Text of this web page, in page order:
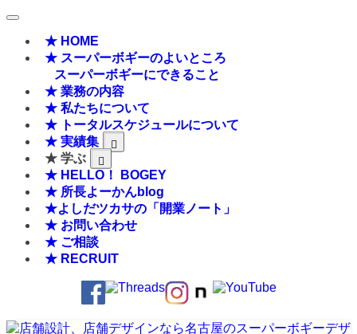
★ HOME
★ スーパーボギーのよいところ
スーパーボギーにできること
★ 業務の内容
★ 私たちについて
★ トータルスケジュールについて
★ 実績集
★ 学ぶ
★ HELLO！ BOGEY
★ 所長よーかんblog
★よしだツカサの「開業ノート」
★ お問い合わせ
★ ご相談
★ RECRUIT